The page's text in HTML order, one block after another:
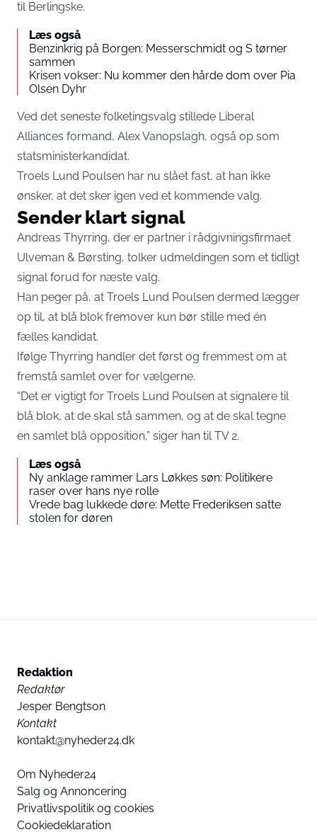
til Berlingske.
Læs også
Benzinkrig på Borgen: Messerschmidt og S tørner
sammen
Krisen vokser: Nu kommer den hårde dom over Pia
Olsen Dyhr
Ved det seneste folketingsvalg stillede Liberal
Alliances formand, Alex Vanopslagh, også op som
statsministerkandidat.
Troels Lund Poulsen har nu slået fast, at han ikke
ønsker, at det sker igen ved et kommende valg.
Sender klart signal
Andreas Thyrring, der er partner i rådgivningsfirmaet
Ulveman & Børsting, tolker udmeldingen som et tidligt
signal forud for næste valg.
Han peger på, at Troels Lund Poulsen dermed lægger
op til, at blå blok fremover kun bør stille med én
fælles kandidat.
Ifølge Thyrring handler det først og fremmest om at
fremstå samlet over for vælgerne.
“Det er vigtigt for Troels Lund Poulsen at signalere til
blå blok, at de skal stå sammen, og at de skal tegne
en samlet blå opposition,” siger han til TV 2.
Læs også
Ny anklage rammer Lars Løkkes søn: Politikere
raser over hans nye rolle
Vrede bag lukkede døre: Mette Frederiksen satte
stolen for døren
Redaktion
Redaktør
Jesper Bengtson
Kontakt
kontakt@nyheder24.dk
Om Nyheder24
Salg og Annoncering
Privatlivspolitik og cookies
Cookiedeklaration